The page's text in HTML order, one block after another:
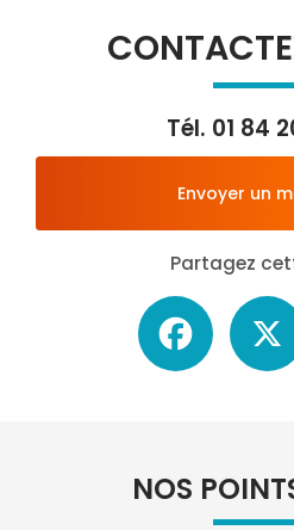
Tél. 01 84
Envoyer un
Partagez
NOS